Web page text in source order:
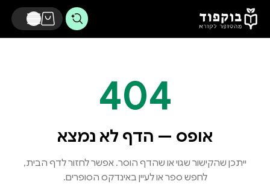
דלג לתוכן הראשי
404
אופס — הדף לא נמצא
ייתכן שהקישור שגוי או שהדף הוסר. אפשר לחזור לדף הבית,
לחפש ספר או לעיין באינדקס הסופרים.